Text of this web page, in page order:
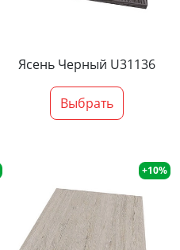
Ясень Черный U31136
Выбрать
+10%